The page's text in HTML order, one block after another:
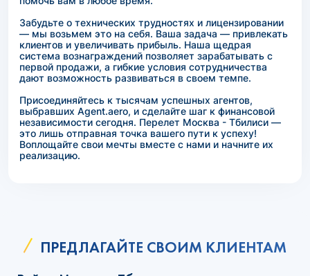
Забудьте о технических трудностях и лицензировании
— мы возьмем это на себя. Ваша задача — привлекать
клиентов и увеличивать прибыль. Наша щедрая
система вознаграждений позволяет зарабатывать с
первой продажи, а гибкие условия сотрудничества
дают возможность развиваться в своем темпе.
Присоединяйтесь к тысячам успешных агентов,
выбравших Agent.aero, и сделайте шаг к финансовой
независимости сегодня. Перелет Москва - Тбилиси —
это лишь отправная точка вашего пути к успеху!
Воплощайте свои мечты вместе с нами и начните их
реализацию.
ПРЕДЛАГАЙТЕ СВОИМ КЛИЕНТАМ